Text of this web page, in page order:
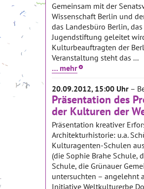
Gemeinsam mit der
Wissenschaft Berlin und
das Landesbüro Berlin,
Jugendstiftung geleitet
Kulturbeauftragten der
Veranstaltung steht das ...
… mehr
20.09.2012, 15:00 Uhr–
Präsentation des
der Kulturen der
Präsentation kreativer
Architekturhistorie: u.a.
Kulturagenten-Schulen
(die Sophie Brahe Schule,
Schule, die Grünauer
untersuchten – angelehnt
Initiative Weltkulturerbe